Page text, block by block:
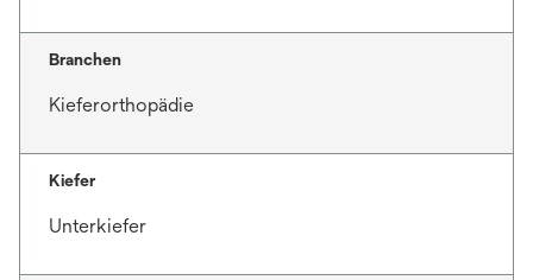
Branchen
Kieferorthopädie
Kiefer
Unterkiefer